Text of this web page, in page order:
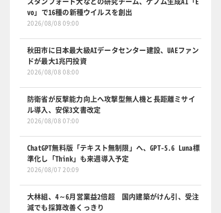
vo」で16種の新種ウイルスを創出
2026/08/08 09:00
秋田市に日本最大級AIデータセンター建設、UAEファン
ドが最大1兆円投資
2026/08/08 08:00
防衛省が反撃能力向上へ攻撃型無人機と長距離ミサイ
ル導入、安保3文書改定
2026/08/08 07:00
ChatGPT無料版「テキスト無制限」へ、GPT-5.6 Luna標
準化し「Think」も来週導入予定
2026/08/07 20:09
大林組、4～6月営業益2倍超 国内建築がけん引、受注
減でも採算改善くっきり